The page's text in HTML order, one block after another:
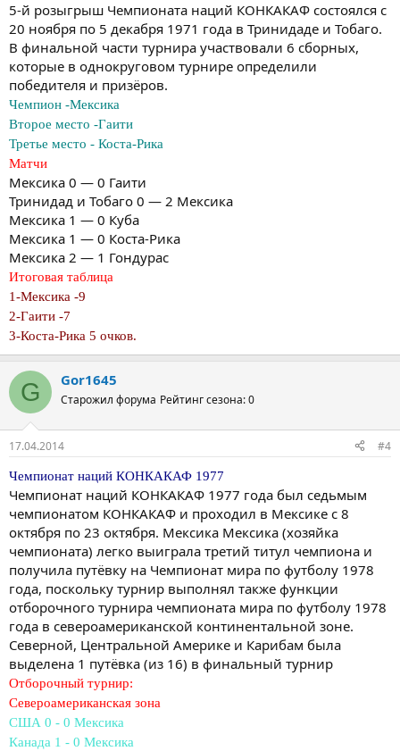
5-й розыгрыш Чемпионата наций КОНКАКАФ состоялся с
20 ноября по 5 декабря 1971 года в Тринидаде и Тобаго.
В финальной части турнира участвовали 6 сборных,
которые в однокруговом турнире определили
победителя и призёров.
Чемпион -Мексика
Второе место -Гаити
Третье место - Коста-Рика
Матчи
Мексика 0 — 0 Гаити
Тринидад и Тобаго 0 — 2 Мексика
Мексика 1 — 0 Куба
Мексика 1 — 0 Коста-Рика
Мексика 2 — 1 Гондурас
Итоговая таблица
1-Мексика -9
2-Гаити -7
3-Коста-Рика 5 очков.
G Gor1645
Старожил форума Рейтинг сезона: 0
17.04.2014 #4
Чемпионат наций КОНКАКАФ 1977
Чемпионат наций КОНКАКАФ 1977 года был седьмым
чемпионатом КОНКАКАФ и проходил в Мексике с 8
октября по 23 октября. Мексика Мексика (хозяйка
чемпионата) легко выиграла третий титул чемпиона и
получила путёвку на Чемпионат мира по футболу 1978
года, поскольку турнир выполнял также функции
отборочного турнира чемпионата мира по футболу 1978
года в североамериканской континентальной зоне.
Северной, Центральной Америке и Карибам была
выделена 1 путёвка (из 16) в финальный турнир
Отборочный турнир:
Североамериканская зона
США 0 - 0 Мексика
Канада 1 - 0 Мексика